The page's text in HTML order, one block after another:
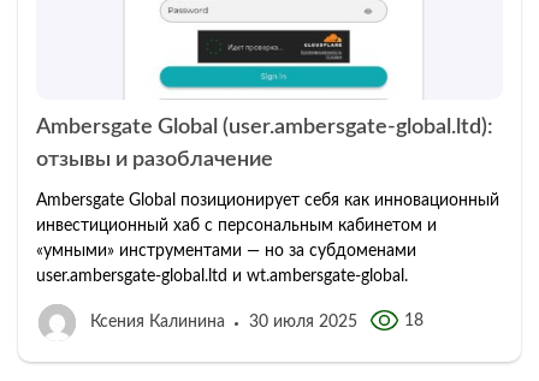
Ambersgate Global (user.ambersgate-global.ltd):
отзывы и разоблачение
Ambersgate Global позиционирует себя как инновационный
инвестиционный хаб с персональным кабинетом и
«умными» инструментами — но за субдоменами
user.ambersgate-global.ltd и wt.ambersgate-global.
Ксения Калинина 30 июля 2025 18